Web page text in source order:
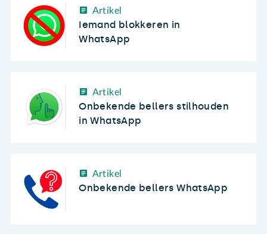
Artikel
Iemand blokkeren in
WhatsApp
Artikel
Onbekende bellers stilhouden
in WhatsApp
Artikel
Onbekende bellers WhatsApp